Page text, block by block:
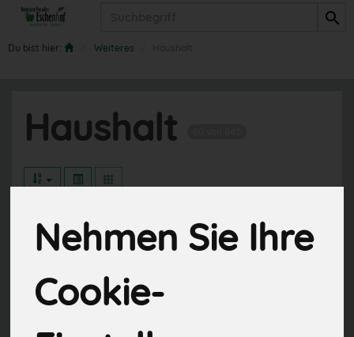
Nehmen Sie Ihre
Cookie-
Du bist hier: Weiteres
Haushalt
Hersteller Ernährung
Allergene